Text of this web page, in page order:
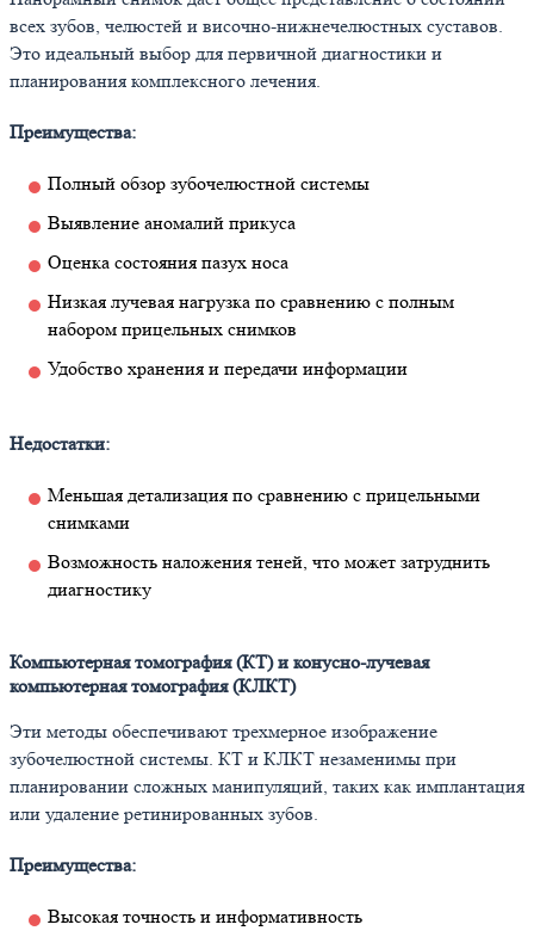
всех зубов, челюстей и височно-нижнечелюстных суставов.
Это идеальный выбор для первичной диагностики и
планирования комплексного лечения.
Преимущества:
Полный обзор зубочелюстной системы
Выявление аномалий прикуса
Оценка состояния пазух носа
Низкая лучевая нагрузка по сравнению с полным
набором прицельных снимков
Удобство хранения и передачи информации
Недостатки:
Меньшая детализация по сравнению с прицельными
снимками
Возможность наложения теней, что может затруднить
диагностику
Компьютерная томография (КТ) и конусно-лучевая
компьютерная томография (КЛКТ)
Эти методы обеспечивают трехмерное изображение
зубочелюстной системы. КТ и КЛКТ незаменимы при
планировании сложных манипуляций, таких как имплантация
или удаление ретинированных зубов.
Преимущества:
Высокая точность и информативность